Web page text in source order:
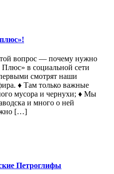
вопрос — почему нужно
в социальной сети
смотрят наши
♦ Там только важные
мусора и чернухи; ♦ Мы
и много о ней
[…]
Петроглифы